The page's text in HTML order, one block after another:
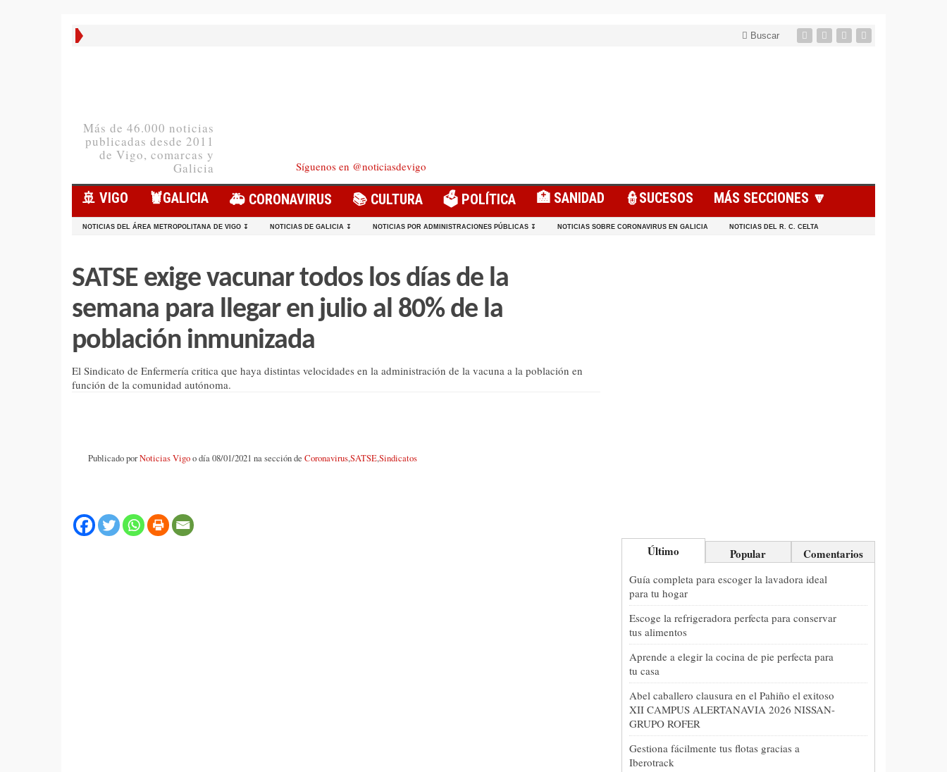
Buscar
Más de 46.000 noticias
publicadas desde 2011
de Vigo, comarcas y
Galicia
Síguenos en @noticiasdevigo
🚢 VIGO 🦞️GALICIA 🚑 CORONAVIRUS 📚 CULTURA 🗳️ POLÍTICA 🏥 SANIDAD 👮SUCESOS MÁS SECCIONES 🔽
NOTICIAS DEL ÁREA METROPOLITANA DE VIGO ↧ NOTICIAS DE GALICIA ↧ NOTICIAS POR ADMINISTRACIONES PÚBLICAS ↧ NOTICIAS SOBRE CORONAVIRUS EN GALICIA NOTICIAS DEL R. C. CELTA
SATSE exige vacunar todos los días de la
semana para llegar en julio al 80% de la
población inmunizada
El Sindicato de Enfermería critica que haya distintas velocidades en la administración de la vacuna a la población en
función de la comunidad autónoma.
Publicado porNoticias Vigoo día 08/01/2021 na sección de Coronavirus,SATSE,Sindicatos
Último Popular Comentarios
Guía completa para escoger la lavadora ideal
para tu hogar
Escoge la refrigeradora perfecta para conservar
tus alimentos
Aprende a elegir la cocina de pie perfecta para
tu casa
Abel caballero clausura en el Pahiño el exitoso
XII CAMPUS ALERTANAVIA 2026 NISSAN-
GRUPO ROFER
Gestiona fácilmente tus flotas gracias a
Iberotrack